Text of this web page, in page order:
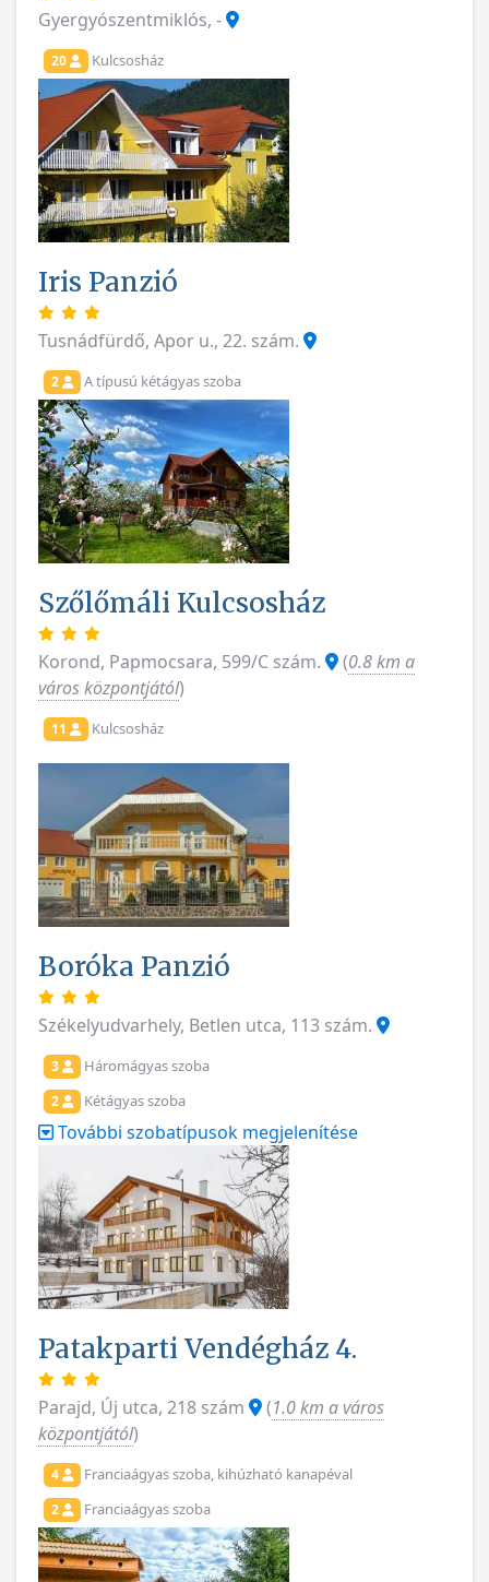
Gyergyószentmiklós, -
20 Kulcsosház
Iris Panzió
Tusnádfürdő, Apor u., 22. szám.
2 A típusú kétágyas szoba
Szőlőmáli Kulcsosház
Korond, Papmocsara, 599/C szám. (0.8 km a
város központjától)
11 Kulcsosház
Boróka Panzió
Székelyudvarhely, Betlen utca, 113 szám.
3 Háromágyas szoba
2 Kétágyas szoba
További szobatípusok megjelenítése
Patakparti Vendégház 4.
Parajd, Új utca, 218 szám (1.0 km a város
központjától)
4 Franciaágyas szoba, kihúzható kanapéval
2 Franciaágyas szoba